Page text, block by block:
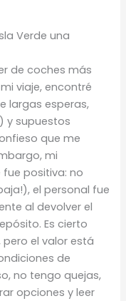
Verde una
de coches más
viaje, encontré
largas esperas,
y supuestos
que me
mi
positiva: no
el personal fue
al devolver el
Es cierto
pero el valor está
de
no tengo quejas,
opciones y leer